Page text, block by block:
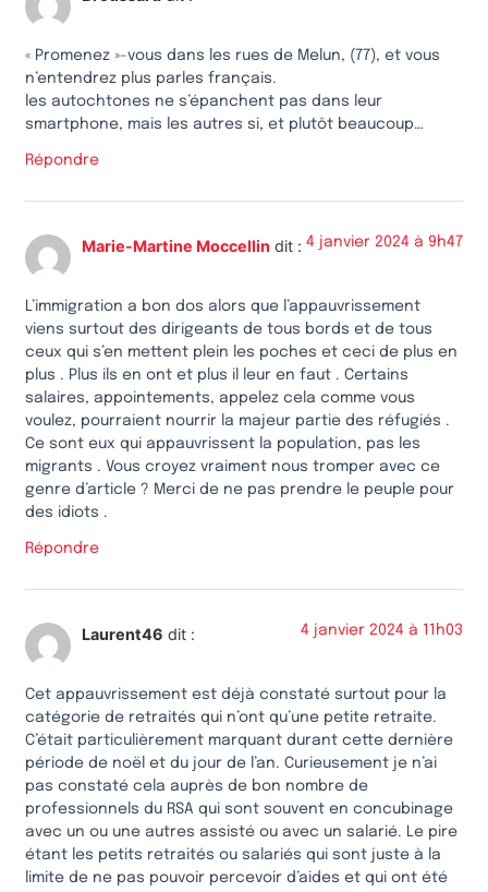
« Promenez »-vous dans les rues de Melun, (77), et vous
n’entendrez plus parles français.
les autochtones ne s’épanchent pas dans leur
smartphone, mais les autres si, et plutôt beaucoup…
Répondre
Marie-Martine Moccellin dit : 4 janvier 2024 à 9h47
L’immigration a bon dos alors que l’appauvrissement
viens surtout des dirigeants de tous bords et de tous
ceux qui s’en mettent plein les poches et ceci de plus en
plus . Plus ils en ont et plus il leur en faut . Certains
salaires, appointements, appelez cela comme vous
voulez, pourraient nourrir la majeur partie des réfugiés .
Ce sont eux qui appauvrissent la population, pas les
migrants . Vous croyez vraiment nous tromper avec ce
genre d’article ? Merci de ne pas prendre le peuple pour
des idiots .
Répondre
Laurent46 dit : 4 janvier 2024 à 11h03
Cet appauvrissement est déjà constaté surtout pour la
catégorie de retraités qui n’ont qu’une petite retraite.
C’était particulièrement marquant durant cette dernière
période de noël et du jour de l’an. Curieusement je n’ai
pas constaté cela auprès de bon nombre de
professionnels du RSA qui sont souvent en concubinage
avec un ou une autres assisté ou avec un salarié. Le pire
étant les petits retraités ou salariés qui sont juste à la
limite de ne pas pouvoir percevoir d’aides et qui ont été